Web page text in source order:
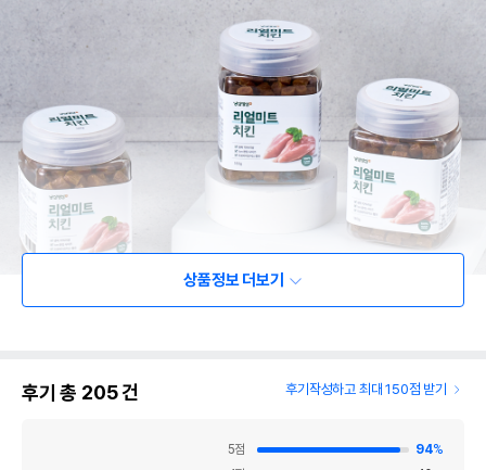
상품정보 더보기
후기 총 205건 후기작성하고 최대 150점 받기
5점 94%